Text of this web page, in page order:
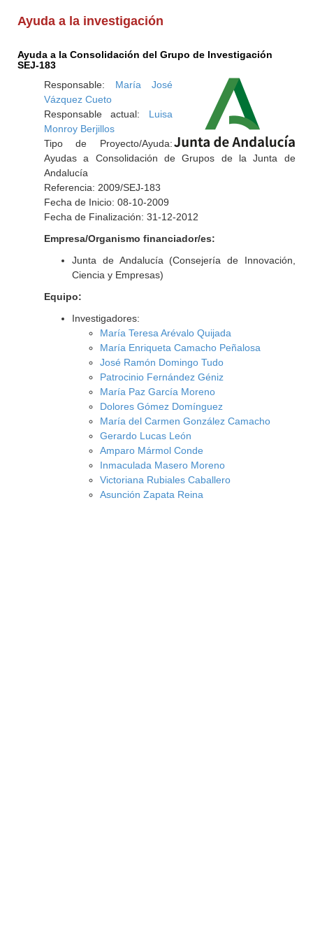
Ayuda a la investigación
Ayuda a la Consolidación del Grupo de Investigación
SEJ-183
Responsable: María José
Vázquez Cueto
Responsable actual: Luisa
Monroy Berjillos
Tipo de Proyecto/Ayuda:
Ayudas a Consolidación de Grupos de la Junta de
Andalucía
Referencia: 2009/SEJ-183
Fecha de Inicio: 08-10-2009
Fecha de Finalización: 31-12-2012
Empresa/Organismo financiador/es:
Junta de Andalucía (Consejería de Innovación,
Ciencia y Empresas)
Equipo:
Investigadores:
María Teresa Arévalo Quijada
María Enriqueta Camacho Peñalosa
José Ramón Domingo Tudo
Patrocinio Fernández Géniz
María Paz García Moreno
Dolores Gómez Domínguez
María del Carmen González Camacho
Gerardo Lucas León
Amparo Mármol Conde
Inmaculada Masero Moreno
Victoriana Rubiales Caballero
Asunción Zapata Reina